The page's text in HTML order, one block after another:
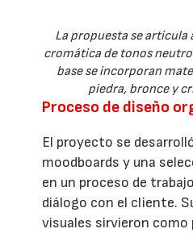
La propuesta se articula
cromática de tonos
base se incorporan
piedra, bronce y
Proceso de diseño
El proyecto se
moodboards y una
en un proceso de
diálogo con el cliente.
visuales sirvieron como